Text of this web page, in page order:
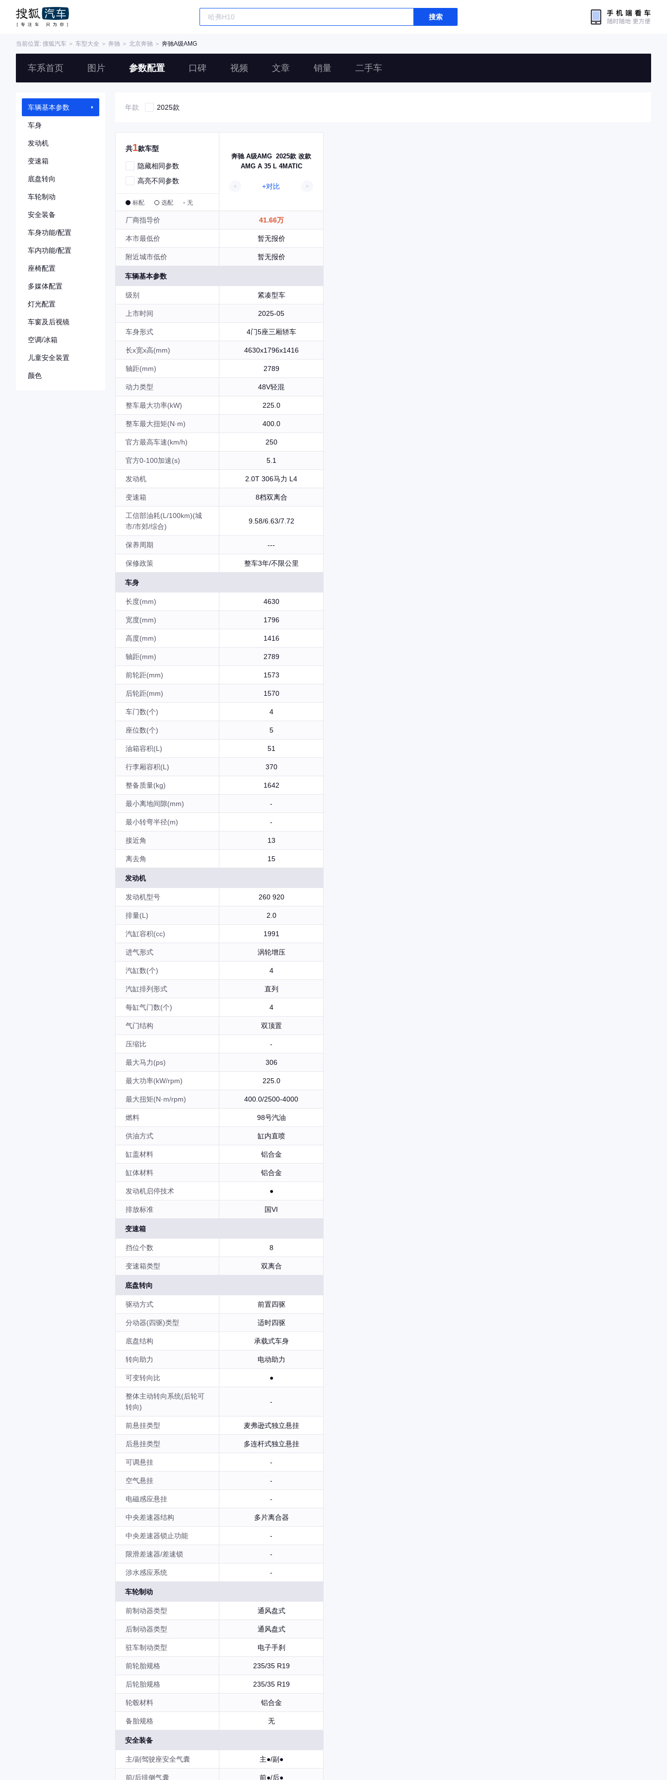
搜索
当前位置: 搜狐汽车 ＞ 车型大全 ＞ 奔驰 ＞ 北京奔驰 ＞ 奔驰A级AMG
车系首页 图片 参数配置 口碑 视频 文章 销量 二手车
车辆基本参数
车身
发动机
变速箱
底盘转向
车轮制动
安全装备
车身功能/配置
车内功能/配置
座椅配置
多媒体配置
灯光配置
车窗及后视镜
空调/冰箱
儿童安全装置
颜色
年款 2025款
共1款车型
隐藏相同参数
高亮不同参数
标配 选配 - 无
奔驰 A级AMG 2025款 改款
AMG A 35 L 4MATIC
+对比
厂商指导价 41.66万
本市最低价 暂无报价
附近城市低价 暂无报价
车辆基本参数
级别 紧凑型车
上市时间 2025-05
车身形式 4门5座三厢轿车
长x宽x高(mm) 4630x1796x1416
轴距(mm) 2789
动力类型 48V轻混
整车最大功率(kW) 225.0
整车最大扭矩(N·m) 400.0
官方最高车速(km/h) 250
官方0-100加速(s) 5.1
发动机 2.0T 306马力 L4
变速箱 8档双离合
工信部油耗(L/100km)(城
市/市郊/综合)
9.58/6.63/7.72
保养周期 ---
保修政策 整车3年/不限公里
车身
长度(mm) 4630
宽度(mm) 1796
高度(mm) 1416
轴距(mm) 2789
前轮距(mm) 1573
后轮距(mm) 1570
车门数(个) 4
座位数(个) 5
油箱容积(L) 51
行李厢容积(L) 370
整备质量(kg) 1642
最小离地间隙(mm) -
最小转弯半径(m) -
接近角 13
离去角 15
发动机
发动机型号 260 920
排量(L) 2.0
汽缸容积(cc) 1991
进气形式 涡轮增压
汽缸数(个) 4
汽缸排列形式 直列
每缸气门数(个) 4
气门结构 双顶置
压缩比 -
最大马力(ps) 306
最大功率(kW/rpm) 225.0
最大扭矩(N·m/rpm) 400.0/2500-4000
燃料 98号汽油
供油方式 缸内直喷
缸盖材料 铝合金
缸体材料 铝合金
发动机启停技术 ●
排放标准 国VI
变速箱
挡位个数 8
变速箱类型 双离合
底盘转向
驱动方式 前置四驱
分动器(四驱)类型 适时四驱
底盘结构 承载式车身
转向助力 电动助力
可变转向比 ●
整体主动转向系统(后轮可
转向)
-
前悬挂类型 麦弗逊式独立悬挂
后悬挂类型 多连杆式独立悬挂
可调悬挂 -
空气悬挂 -
电磁感应悬挂 -
中央差速器结构 多片离合器
中央差速器锁止功能 -
限滑差速器/差速锁 -
涉水感应系统 -
车轮制动
前制动器类型 通风盘式
后制动器类型 通风盘式
驻车制动类型 电子手刹
前轮胎规格 235/35 R19
后轮胎规格 235/35 R19
轮毂材料 铝合金
备胎规格 无
安全装备
主/副驾驶座安全气囊 主●/副●
前/后排侧气囊 前●/后●